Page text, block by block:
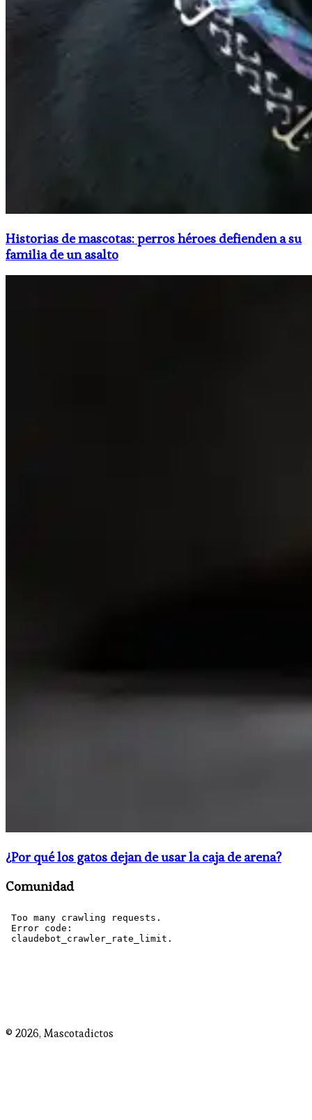
Historias de mascotas: perros héroes defienden a su
familia de un asalto
¿Por qué los gatos dejan de usar la caja de arena?
Comunidad
© 2026, Mascotadictos